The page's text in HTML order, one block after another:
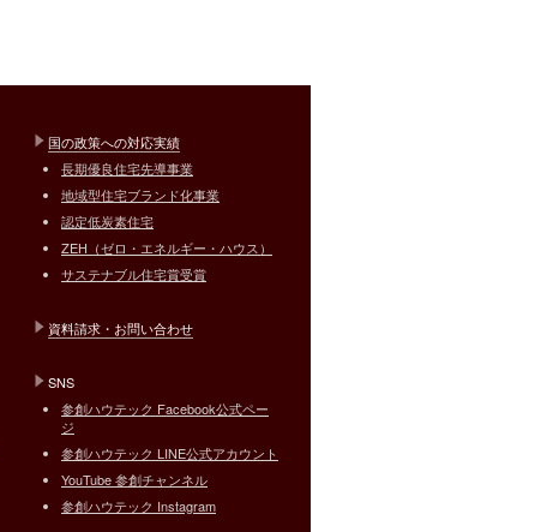
国の政策への対応実績
長期優良住宅先導事業
地域型住宅ブランド化事業
認定低炭素住宅
ZEH（ゼロ・エネルギー・ハウス）
サステナブル住宅賞受賞
資料請求・お問い合わせ
SNS
参創ハウテック Facebook公式ペー
ジ
参創ハウテック LINE公式アカウント
YouTube 参創チャンネル
参創ハウテック Instagram